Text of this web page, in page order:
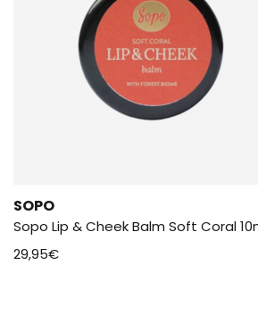
SOPO
Sopo Lip & Cheek Balm Soft Coral
29,95€